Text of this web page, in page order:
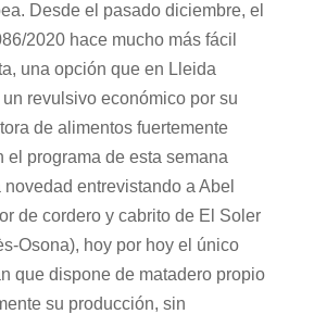
Desde el pasado diciembre, el
2020 hace mucho más fácil
una opción que en Lleida
revulsivo económico por su
de alimentos fuertemente
el programa de esta semana
entrevistando a Abel
de cordero y cabrito de El Soler
Osona), hoy por hoy el único
que dispone de matadero propio
su producción, sin